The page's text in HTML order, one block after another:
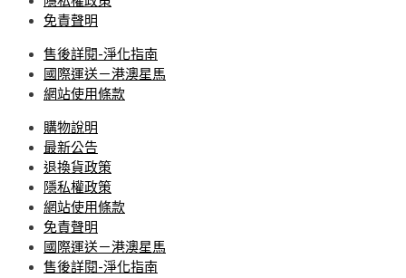
免責聲明
售後詳閱-淨化指南
國際運送－港澳星馬
網站使用條款
購物說明
最新公告
退換貨政策
隱私權政策
網站使用條款
免責聲明
國際運送－港澳星馬
售後詳閱-淨化指南